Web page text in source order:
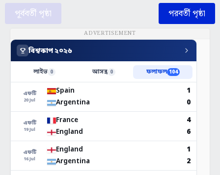
পূর্ববর্তী পৃষ্ঠা পরবর্তী পৃষ্ঠা
ADVERTISEMENT